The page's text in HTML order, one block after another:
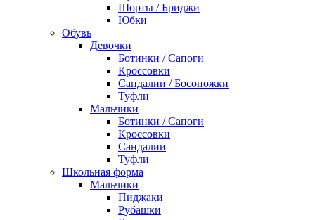
Шорты / Бриджи
Юбки
Обувь
Девочки
Ботинки / Сапоги
Кроссовки
Сандалии / Босоножки
Туфли
Мальчики
Ботинки / Сапоги
Кроссовки
Сандалии
Туфли
Школьная форма
Мальчики
Пиджаки
Рубашки